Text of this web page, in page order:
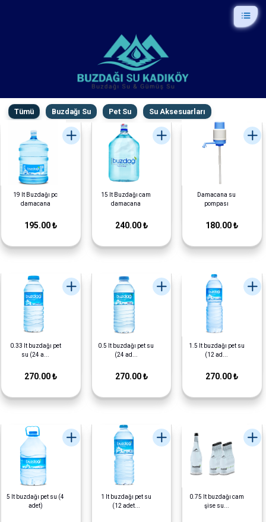
Tümü Buzdağı Su Pet Su Su Aksesuarları
19 lt Buzdağı pc
damacana
195.00 ₺
15 lt Buzdağı cam
damacana
240.00 ₺
Damacana su
pompası
180.00 ₺
0.33 lt buzdağı pet
su (24 a...
270.00 ₺
0.5 lt buzdağı pet su
(24 ad...
270.00 ₺
1.5 lt buzdağı pet su
(12 ad...
270.00 ₺
5 lt buzdağı pet su (4
adet)
1 lt buzdağı pet su
(12 adet...
0.75 lt buzdağı cam
şise su...